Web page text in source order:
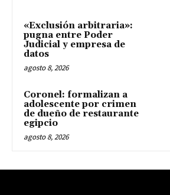
«Exclusión arbitraria»:
pugna entre Poder
Judicial y empresa de
datos
agosto 8, 2026
Coronel: formalizan a
adolescente por crimen
de dueño de restaurante
egipcio
agosto 8, 2026